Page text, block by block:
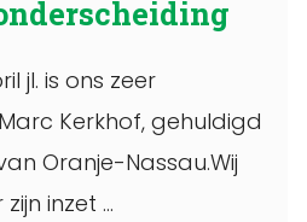
jl. is ons zeer
Kerkhof, gehuldigd
Oranje-Nassau.Wij
inzet ...